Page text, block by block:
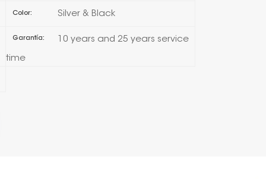
Color: Silver & Black
Garantía: 10 years and 25 years service
time